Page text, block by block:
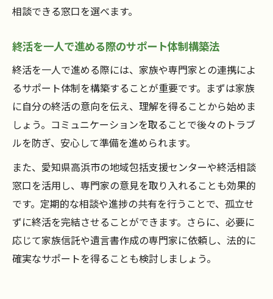
相談できる窓口を選べます。
終活を一人で進める際のサポート体制構築法
終活を一人で進める際には、家族や専門家との連携によ
るサポート体制を構築することが重要です。まずは家族
に自分の終活の意向を伝え、理解を得ることから始めま
しょう。コミュニケーションを取ることで後々のトラブ
ルを防ぎ、安心して準備を進められます。
また、愛知県高浜市の地域包括支援センターや終活相談
窓口を活用し、専門家の意見を取り入れることも効果的
です。定期的な相談や進捗の共有を行うことで、孤立せ
ずに終活を完結させることができます。さらに、必要に
応じて家族信託や遺言書作成の専門家に依頼し、法的に
確実なサポートを得ることも検討しましょう。